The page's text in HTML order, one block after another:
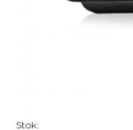
Stok: